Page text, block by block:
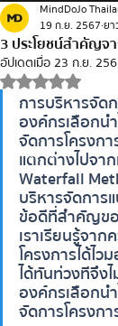
3 ประโยชน์สำคัญจ
MindDoJo
19 ก.ย. 2567 ย
อัปเดตเมื่อ23 ก.ย.
ได้รับ NaN เต็
การบริหารจัด
องค์กรเลือกน
จัดการโครงก
แตกต่างไปจาก
Waterfall
บริหารจัดการแ
ข้อดีที่สำคัญขอ
เราเรียนรู้จา
โครงการได้ไว
ได้ทันท่วงที จึ
องค์กรเลือกน
จัดการโครงกา